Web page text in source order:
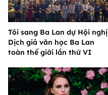
Tôi sang Ba Lan dự Hội nghị
Dịch giả văn học Ba Lan
toàn thế giới lần thứ VI